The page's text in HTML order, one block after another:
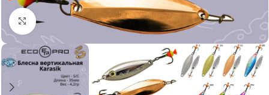
Нажмите, чтобы увеличить